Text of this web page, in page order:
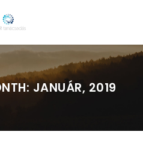
JANUÁR, 2019